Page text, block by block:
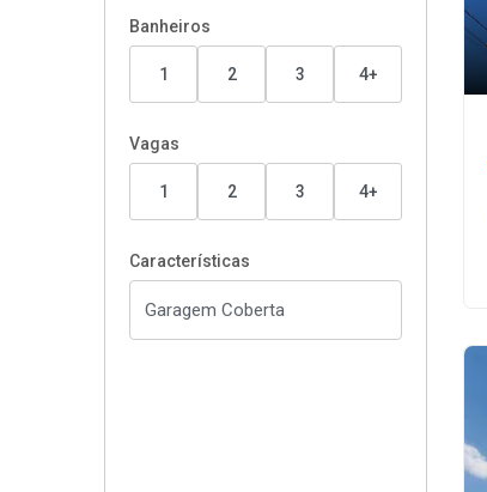
Banheiros
1 2 3 4+
Vagas
1 2 3 4+
Características